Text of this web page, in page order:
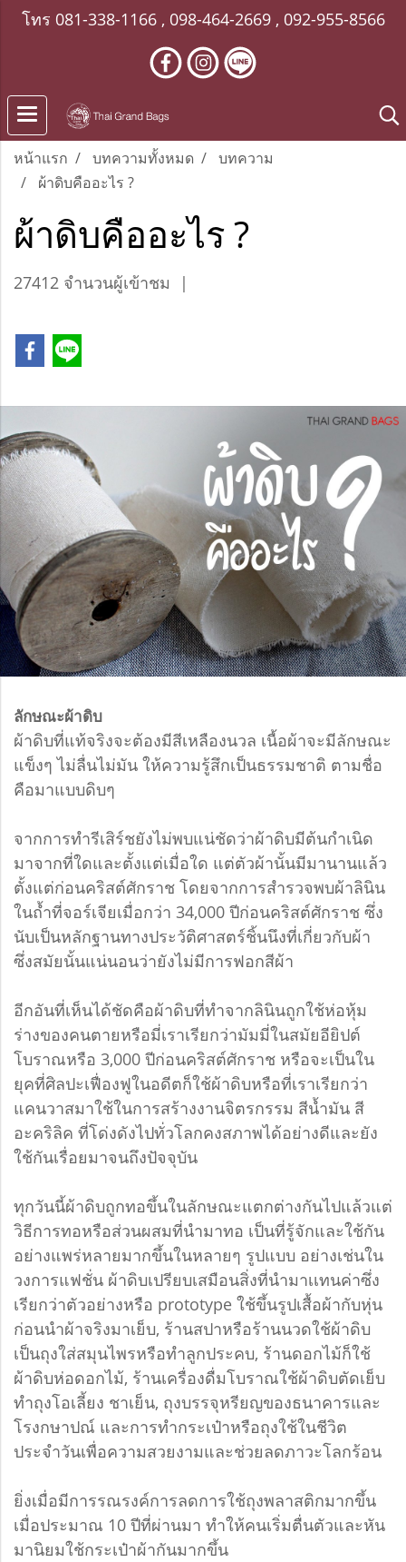
โทร 081-338-1166, 098-464-2669, 092-955-8566
หน้าแรก บทความทั้งหมด
บทความ
ผ้าดิบคืออะไร ?
ผ้าดิบคืออะไร ?
27412 จำนวนผู้เข้าชม |
ลักษณะผ้าดิบ
ผ้าดิบที่แท้จริงจะต้องมีสีเหลืองนวล เนื้อผ้าจะมีลักษณะ
แข็งๆ ไม่ลื่นไม่มัน ให้ความรู้สึกเป็นธรรมชาติ ตามชื่อ
คือมาแบบดิบๆ
จากการทำรีเสิร์ชยังไม่พบแน่ชัดว่าผ้าดิบมีต้นกำเนิด
มาจากที่ใดและตั้งแต่เมื่อใด แต่ตัวผ้านั้นมีมานานแล้ว
ตั้งแต่ก่อนคริสต์ศักราช โดยจากการสำรวจพบผ้าลินิน
ในถ้ำที่จอร์เจียเมื่อกว่า 34,000 ปีก่อนคริสต์ศักราช ซึ่ง
นับเป็นหลักฐานทางประวัติศาสตร์ชิ้นนึงที่เกี่ยวกับผ้า
ซึ่งสมัยนั้นแน่นอนว่ายังไม่มีการฟอกสีผ้า
อีกอันที่เห็นได้ชัดคือผ้าดิบที่ทำจากลินินถูกใช้ห่อหุ้ม
ร่างของคนตายหรือมี่เราเรียกว่ามัมมี่ในสมัยอียิปต์
โบราณหรือ 3,000 ปีก่อนคริสต์ศักราช หรือจะเป็นใน
ยุคที่ศิลปะเฟื่องฟูในอดีตก็ใช้ผ้าดิบหรือที่เราเรียกว่า
แคนวาสมาใช้ในการสร้างงานจิตรกรรม สีน้ำมัน สี
อะคริลิค ที่โด่งดังไปทั่วโลกคงสภาพได้อย่างดีและยัง
ใช้กันเรื่อยมาจนถึงปัจจุบัน
ทุกวันนี้ผ้าดิบถูกทอขึ้นในลักษณะแตกต่างกันไปแล้วแต่
วิธีการทอหรือส่วนผสมที่นำมาทอ เป็นที่รู้จักและใช้กัน
อย่างแพร่หลายมากขึ้นในหลายๆ รูปแบบ อย่างเช่นใน
วงการแฟชั่น ผ้าดิบเปรียบเสมือนสิ่งที่นำมาเเทนค่าซึ่ง
เรียกว่าตัวอย่างหรือ prototype ใช้ขึ้นรูปเสื้อผ้ากับหุ่น
ก่อนนำผ้าจริงมาเย็บ, ร้านสปาหรือร้านนวดใช้ผ้าดิบ
เป็นถุงใส่สมุนไพรหรือทำลูกประคบ, ร้านดอกไม้ก็ใช้
ผ้าดิบห่อดอกไม้, ร้านเครื่องดื่มโบราณใช้ผ้าดิบตัดเย็บ
ทำถุงโอเลี้ยง ชาเย็น, ถุงบรรจุหรียญของธนาคารและ
โรงกษาปณ์ และการทำกระเป๋าหรือถุงใช้ในชีวิต
ประจำวันเพื่อความสวยงามและช่วยลดภาวะโลกร้อน
ยิ่งเมื่อมีการรณรงค์การลดการใช้ถุงพลาสติกมากขึ้น
เมื่อประมาณ 10 ปีที่ผ่านมา ทำให้คนเริ่มตื่นตัวและหัน
มานิยมใช้กระเป๋าผ้ากันมากขึ้น